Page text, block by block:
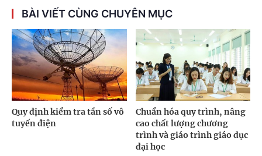
BÀI VIẾT CÙNG CHUYÊN MỤC
Quy định kiểm tra tần số vô
tuyến điện
Chuẩn hóa quy trình, nâng
cao chất lượng chương
trình và giáo trình giáo dục
đại học